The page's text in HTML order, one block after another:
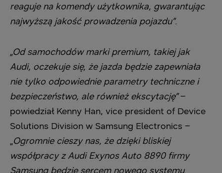
reaguje na komendy użytkownika, gwarantując
najwyższą jakość prowadzenia pojazdu”.
„Od samochodów marki premium, takiej jak
Audi, oczekuje się, że jazda będzie zapewniała
nie tylko odpowiednie parametry techniczne i
bezpieczeństwo, ale również ekscytację”–
powiedział Kenny Han, vice president of Device
Solutions Division w Samsung Electronics –
„Ogromnie cieszy nas, że dzięki bliskiej
współpracy z Audi Exynos Auto 8890 firmy
Samsung będzie sercem nowego systemu